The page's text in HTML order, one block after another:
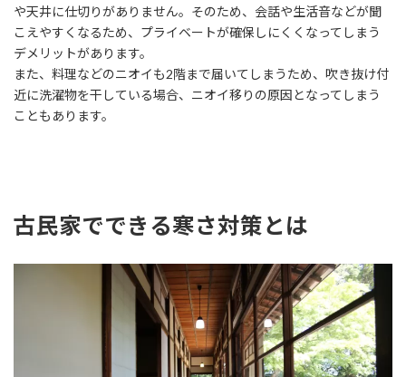
や天井に仕切りがありません。そのため、会話や生活音などが聞
こえやすくなるため、プライベートが確保しにくくなってしまう
デメリットがあります。
また、料理などのニオイも2階まで届いてしまうため、吹き抜け付
近に洗濯物を干している場合、ニオイ移りの原因となってしまう
こともあります。
古民家でできる寒さ対策とは